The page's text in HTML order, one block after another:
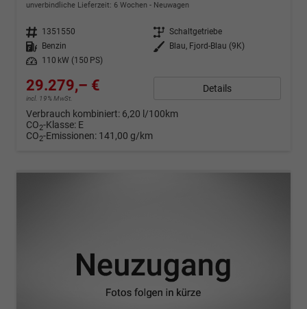
unverbindliche Lieferzeit: 6 Wochen Neuwagen
Fahrzeugnr. 1351550 Getriebe Schaltgetriebe
Kraftstoff
Benzin Außenfarbe
Blau, Fjord-Blau (9K)
Leistung
110 kW (150 PS)
29.279,– €
incl. 19% MwSt.
Details
Verbrauch kombiniert: 6,20 l/100km
CO2-Klasse: E
CO2-Emissionen: 141,00 g/km